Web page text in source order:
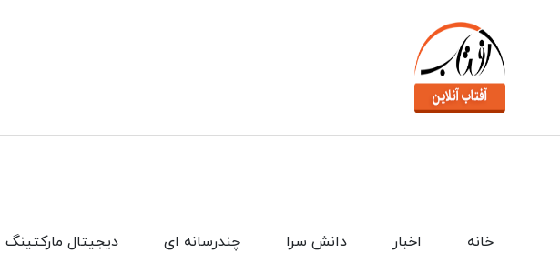
دیجیتال مارکتینگ چندرسانه ای دانش سرا اخبار خانه